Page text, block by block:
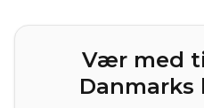
Vær med
Danmarks